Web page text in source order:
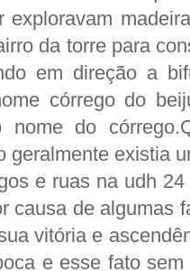
exploravam
da torre para
em direção a
córrego do
nome do
geralmente existia
e ruas na udh
causa de algumas
vitória e
e esse fato